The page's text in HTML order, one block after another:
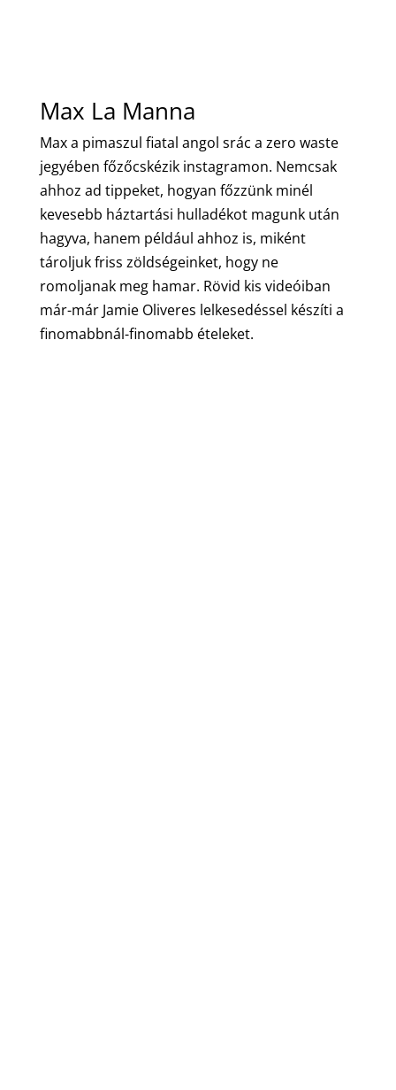
Max La Manna
Max a pimaszul fiatal angol srác a zero waste
jegyében főzőcskézik instagramon. Nemcsak
ahhoz ad tippeket, hogyan főzzünk minél
kevesebb háztartási hulladékot magunk után
hagyva, hanem például ahhoz is, miként
tároljuk friss zöldségeinket, hogy ne
romoljanak meg hamar. Rövid kis videóiban
már-már Jamie Oliveres lelkesedéssel készíti a
finomabbnál-finomabb ételeket.